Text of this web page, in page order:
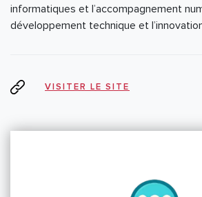
informatiques et l’accompagnement
développement technique et
VISITER LE SITE